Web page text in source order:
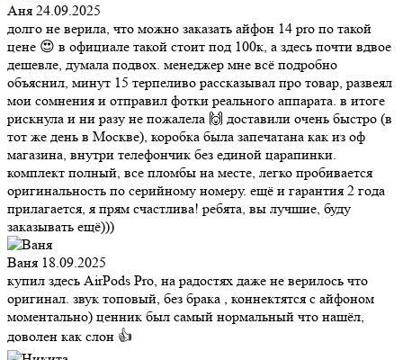
Аня 24.09.2025
долго не верила, что можно заказать айфон 14 pro по такой
цене 😍 в официале такой стоит под 100к, а здесь почти вдвое
дешевле, думала подвох. менеджер мне всё подробно
объяснил, минут 15 терпеливо рассказывал про товар, развеял
мои сомнения и отправил фотки реального аппарата. в итоге
рискнула и ни разу не пожалела 🙌 доставили очень быстро (в
тот же день в Москве), коробка была запечатана как из оф
магазина, внутри телефончик без единой царапинки.
комплект полный, все пломбы на месте, легко пробивается
оригинальность по серийному номеру. ещё и гарантия 2 года
прилагается, я прям счастлива! ребята, вы лучшие, буду
заказывать ещё)))
Ваня 18.09.2025
купил здесь AirPods Pro, на радостях даже не верилось что
оригинал. звук топовый, без брака , коннектятся с айфоном
моментально) ценник был самый нормальный что нашёл,
доволен как слон 👍